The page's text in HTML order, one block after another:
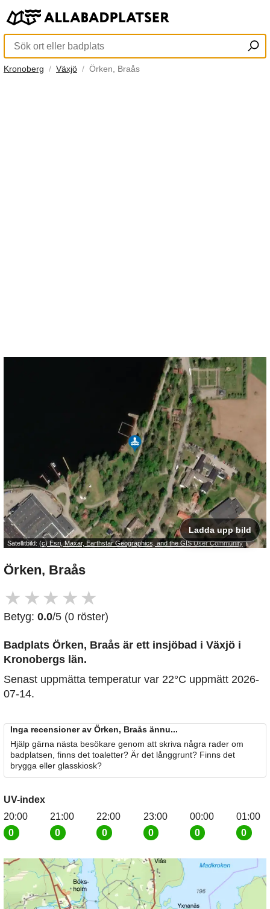
Kronoberg Växjö Örken, Braås
Satellitbild: (c) Esri, Maxar, Earthstar Geographics, and the GIS User Community
Ladda upp bild
Örken, Braås
★ ★ ★ ★ ★
Betyg: 0.0/5 (0 röster)
Badplats Örken, Braås är ett insjöbad i Växjö i
Kronobergs län.
Senast uppmätta temperatur var 22°C uppmätt 2026-
07-14.
Inga recensioner av Örken, Braås ännu...
Hjälp gärna nästa besökare genom att skriva några rader om
badplatsen, finns det toaletter? Är det långgrunt? Finns det
brygga eller glasskiosk?
UV-index
20:00
0
21:00
0
22:00
0
23:00
0
00:00
0
01:00
0